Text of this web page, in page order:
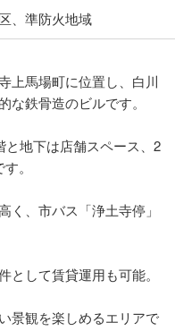
、準防火地域
上馬場町に位置し、白川
鉄骨造のビルです。
地下は店舗スペース、2
。
く、市バス「浄土寺停」
として賃貸運用も可能。
景観を楽しめるエリアで